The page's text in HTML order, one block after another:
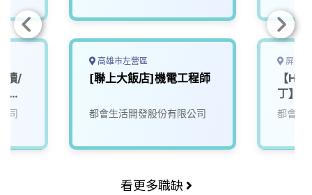
讀/
超
司
高雄市左營區
[聯上大飯店]機電工程師
都會生活開發股份有限公司
屏東
【
丁】
都會生
看更多職缺